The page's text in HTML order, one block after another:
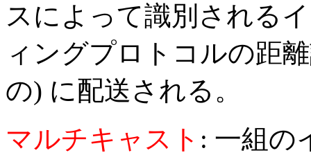
スによって識別される
ィングプロトコルの距
の) に配送される。
マルチキャスト : 一組の